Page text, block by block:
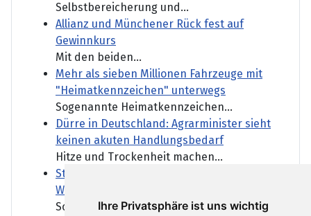
Ihre Privatsphäre ist uns wichtig
Selbstbereicherung und...
Allianz und Münchener Rück fest auf
Gewinnkurs
Mit den beiden...
Mehr als sieben Millionen Fahrzeuge mit
"Heimatkennzeichen" unterwegs
Sogenannte Heimatkennzeichen...
Dürre in Deutschland: Agrarminister sieht
keinen akuten Handlungsbedarf
Hitze und Trockenheit machen...
Starkregen und Schlammlawinen im
Westen Österreichs
Schwere Gewitter und...